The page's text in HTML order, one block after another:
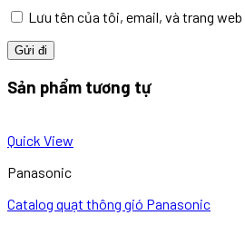
Lưu tên của tôi, email, và trang
Sản phẩm tương tự
Quick View
Panasonic
Catalog quạt thông gió Panasonic